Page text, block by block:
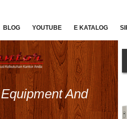
BLOG YOUTUBE E KATALOG
And